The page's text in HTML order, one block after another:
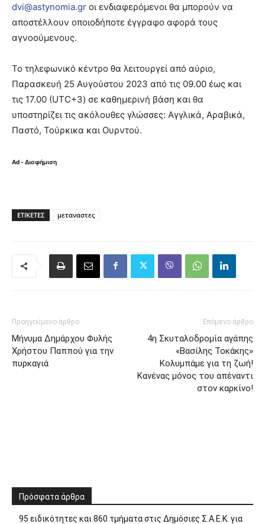
dvi@astynomia.gr οι ενδιαφερόμενοι θα μπορούν να
αποστέλλουν οποιοδήποτε έγγραφο αφορά τους
αγνοούμενους.
Το τηλεφωνικό κέντρο θα λειτουργεί από αύριο,
Παρασκευή 25 Αυγούστου 2023 από τις 09.00 έως και
τις 17.00 (UTC+3) σε καθημερινή βάση και θα
υποστηρίζει τις ακόλουθες γλώσσες: Αγγλικά, Αραβικά,
Παστό, Τούρκικα και Ουρντού.
Ad - Διαφήμιση
ΕΤΙΚΈΤΕΣ μεταναστες
Προηγούμενο άρθρο
Μήνυμα Δημάρχου Φυλής
Χρήστου Παππού για την
πυρκαγιά
Επόμενο άρθρο
4η Σκυταλοδρομία αγάπης
«Βασίλης Τοκάκης»
Κολυμπάμε για τη ζωή!
Κανένας μόνος του απέναντι
στον καρκίνο!
Πρόσφατα άρθρα
95 ειδικότητες και 860 τμήματα στις Δημόσιες Σ.Α.Ε.Κ. για